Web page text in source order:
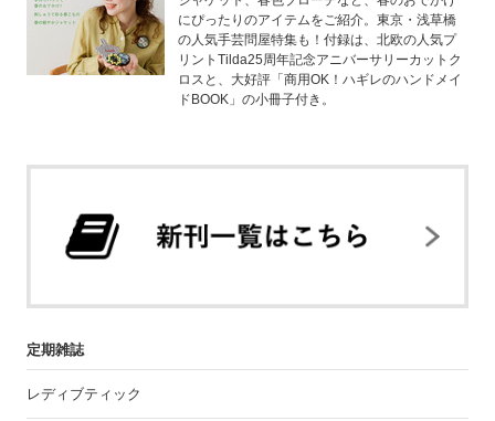
にぴったりのアイテムをご紹介。東京・浅草橋
の人気手芸問屋特集も！付録は、北欧の人気プ
リントTilda25周年記念アニバーサリーカットク
ロスと、大好評「商用OK！ハギレのハンドメイ
ドBOOK」の小冊子付き。
定期雑誌
レディブティック